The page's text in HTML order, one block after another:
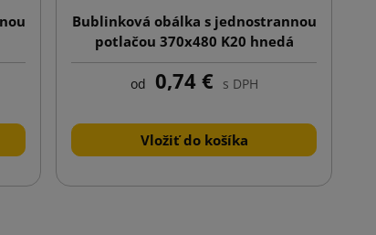
Bublinková obálka s jednostrannou
potlačou 370x480 K20 hnedá
od 0,74 € s DPH
Vložiť do košíka